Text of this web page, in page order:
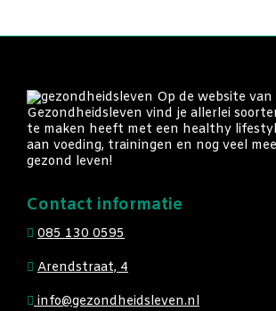
Op de website van
Gezondheidsleven vind je allerlei
te maken heeft met een healthy
aan voeding, trainingen en nog veel
gezond leven!
Contact informatie
085 130 0595
Arendstraat, 4
info@gezondheidsleven.nl